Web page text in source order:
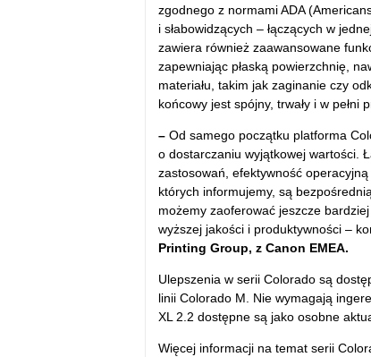
zgodnego z normami ADA
i słabowidzących – łączących w
zawiera również zaawansowane
zapewniając płaską powierzchnię,
materiału, takim jak zaginanie czy
końcowy jest spójny, trwały i w pełni
– Od samego początku platforma
o dostarczaniu wyjątkowej wartości.
zastosowań, efektywność
których informujemy, są
możemy zaoferować jeszcze
wyższej jakości i produktywności –
Printing Group, z Canon EMEA.
Ulepszenia w serii Colorado są
linii Colorado M. Nie wymagają
XL 2.2 dostępne są jako osobne
Więcej informacji na temat serii